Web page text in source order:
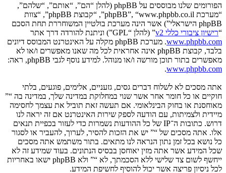
הפורומים שלנו מבוססים על phpBB (להלן “הם”, “אותם”, “שלהם”,
“מערכת phpBB”, “www.phpbb.co.il”, “קבוצת phpBB”, “צוות
phpBB הישראלי”) אשר הינה מערכת בולטיין המשוחררת תחת הסכם
“רישיון ציבורי כללי v2
” (להלן “GPL”) וניתנת להורדה דרך אתר
www.phpbb.com
. מערכת phpBB מקלה על האינטרנט המבוסס דיונים
בלבד, קבוצת phpBB אינה אחראית לכל מה שאנו מאפשרים ו/או לא
מאפשרים בתור תוכן מורשה ו/או מנוהל. למידע נוסף לגבי phpBB, ראה:
www.phpbb.com
.
אתה מסכים לא לשלוח דברים גסים, גזעניים, אלימים, פוגעים, בלתי
חוקיים או כל חומר אחר אשר שנוי במחלוקת במדינה שלך, במדינה בה “”
מאוחסנת או בחוק הבינלאומי. אם תעשה זאת תוביל את עצמך לחסימה
מיידית ולצמיתות, עם הודעה לספק שירות האינטרנט אם זה יראה לנו
דרוש. כתובות ה־IP של כל ההודעות נשמרות כדי לעזור בכפיית תנאים
אלו. אתה מסכים של “” יש את הזכות להסיר, לערוך, להעביר או לסגור
כל נושא בכל זמן נתון הנראה לנו מתאים. בתור משתמש אתה מסכים
שכל המידע אשר אתה מזין יאוחסן בבסיס הנתונים. בעוד שמידע זה לא
ייחשף לשום צד שלישי ללא הסכמתך, לא “” ולא phpBB ישאו באחריות
לכל ניסיון פריצה אשר יכול להוסיף לחשיפת המידע.